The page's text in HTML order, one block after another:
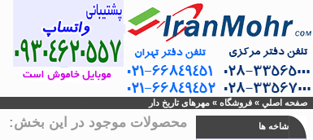
صفحه اصلي » فروشگاه » مهرهای تاریخ دار
شاخه ها محصولات موجود در اين بخش: